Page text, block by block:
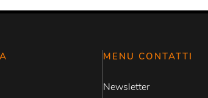
MENU CONTATTI
Newsletter